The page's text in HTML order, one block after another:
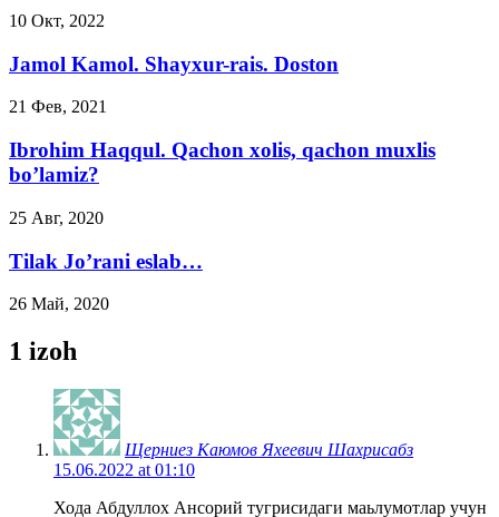
10 Окт, 2022
Jamol Kamol. Shayxur-rais. Doston
21 Фев, 2021
Ibrohim Haqqul. Qachon xolis, qachon muxlis
bo’lamiz?
25 Авг, 2020
Tilak Jo’rani eslab…
26 Май, 2020
1 izoh
Щерниез Каюмов Яхеевич Шахрисабз
15.06.2022 at 01:10
Хода Абдуллох Ансорий тугрисидаги маьлумотлар учун